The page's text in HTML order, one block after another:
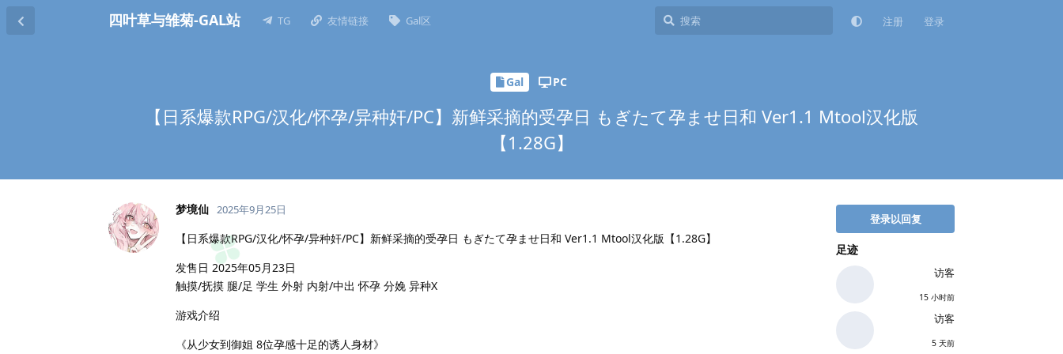
四叶草与雏菊-GAL站 TG 友情链接 Gal区 注册 登录
Gal PC
【日系爆款RPG/汉化/怀孕/异种奸/PC】新鲜采摘的受孕日 もぎたて孕ませ日和 Ver1.1 Mtool汉化版
【1.28G】
登录以回复
足迹
访客
15 小时前
访客
5 天前
梦境仙 2025年9月25日
【日系爆款RPG/汉化/怀孕/异种奸/PC】新鲜采摘的受孕日 もぎたて孕ませ日和 Ver1.1 Mtool汉化版【1.28G】
发售日 2025年05月23日
触摸/抚摸 腿/足 学生 外射 内射/中出 怀孕 分娩 异种X
游戏介绍
《从少女到御姐 8位孕感十足的诱人身材》